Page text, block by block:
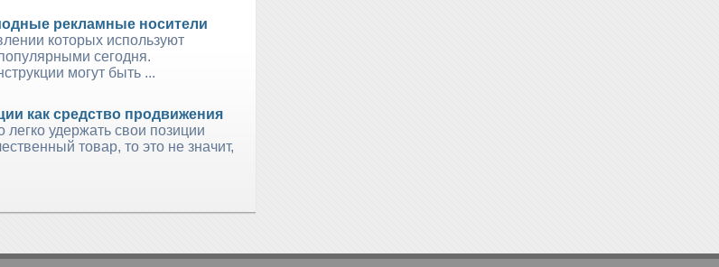
рекламные носители
которых используют
сегодня.
могут быть ...
как средство продвижения
удержать свои позиции
товар, то это не значит,